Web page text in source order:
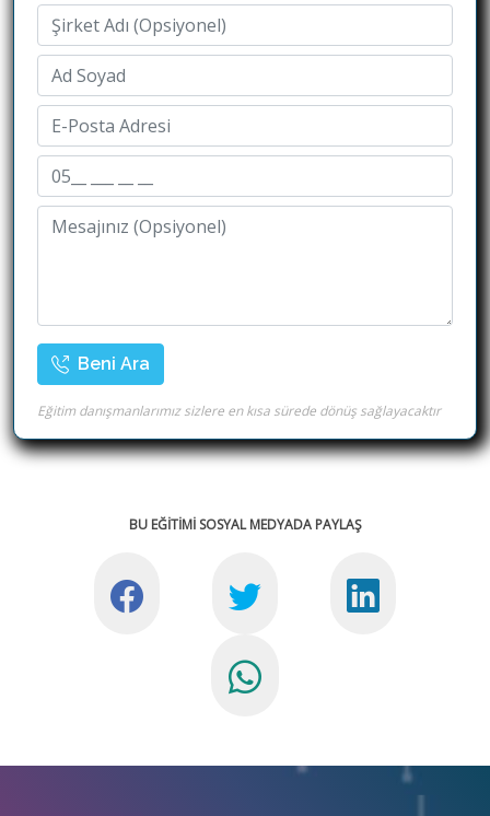
Beni Ara
Eğitim danışmanlarımız sizlere en kısa sürede dönüş sağlayacaktır
BU EĞİTİMİ SOSYAL MEDYADA PAYLAŞ